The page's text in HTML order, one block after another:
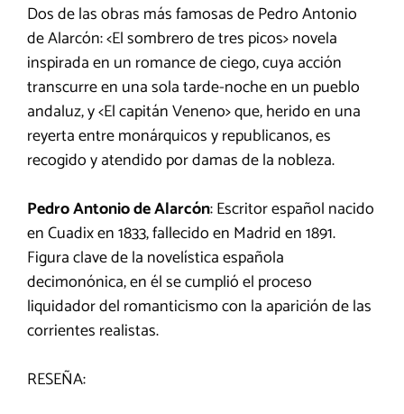
Dos de las obras más famosas de Pedro Antonio
de Alarcón: <El sombrero de tres picos> novela
inspirada en un romance de ciego, cuya acción
transcurre en una sola tarde-noche en un pueblo
andaluz, y <El capitán Veneno> que, herido en una
reyerta entre monárquicos y republicanos, es
recogido y atendido por damas de la nobleza.
Pedro Antonio de Alarcón: Escritor español nacido
en Cuadix en 1833, fallecido en Madrid en 1891.
Figura clave de la novelística española
decimonónica, en él se cumplió el proceso
liquidador del romanticismo con la aparición de las
corrientes realistas.
RESEÑA: